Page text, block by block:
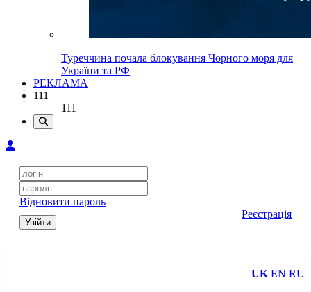
Туреччина почала блокування Чорного моря для
України та РФ
РЕКЛАМА
111
111
Відновити пароль
Увійти
Реєстрація
UK EN RU